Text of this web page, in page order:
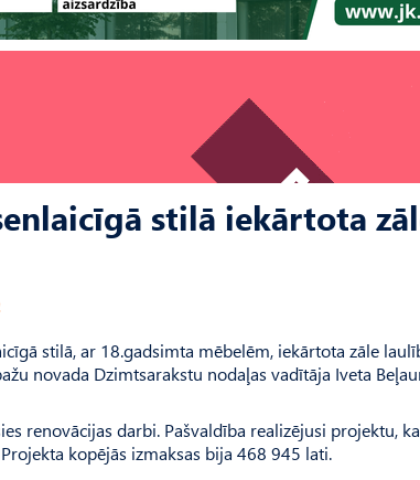
stilā iekārtota
stilā, ar 18.gadsimta mēbelēm, iekārtota zāle
novada Dzimtsarakstu nodaļas vadītāja Iveta
renovācijas darbi. Pašvaldība realizējusi projektu,
kopējās izmaksas bija 468 945 lati.